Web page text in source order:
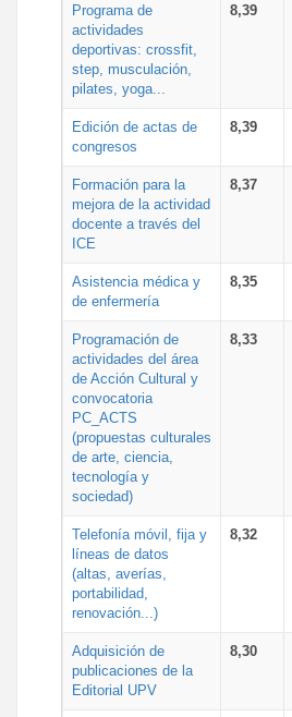
Programa de
actividades
deportivas: crossfit,
step, musculación,
pilates, yoga...
8,39
Edición de actas de
congresos
8,39
Formación para la
mejora de la actividad
docente a través del
ICE
8,37
Asistencia médica y
de enfermería
8,35
Programación de
actividades del área
de Acción Cultural y
convocatoria
PC_ACTS
(propuestas culturales
de arte, ciencia,
tecnología y
sociedad)
8,33
Telefonía móvil, fija y
líneas de datos
(altas, averías,
portabilidad,
renovación...)
8,32
Adquisición de
publicaciones de la
Editorial UPV
8,30